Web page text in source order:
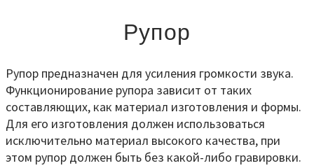
Рупор
Рупор предназначен для усиления громкости звука.
Функционирование рупора зависит от таких
составляющих, как материал изготовления и формы.
Для его изготовления должен использоваться
исключительно материал высокого качества, при
этом рупор должен быть без какой-либо гравировки.